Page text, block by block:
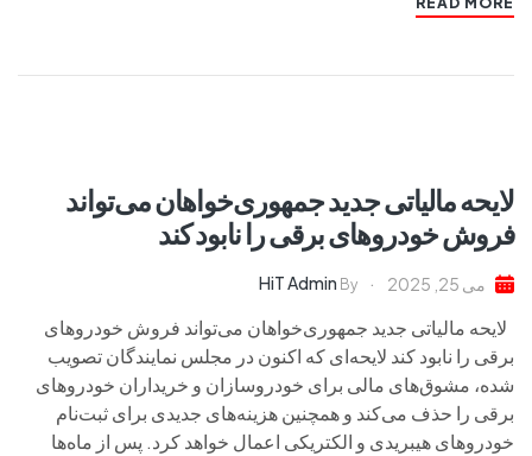
لایحه مالیاتی جدید جمهوری‌خواهان می‌تواند
فروش خودروهای برقی را نابود کند
می 25, 2025 By
HiT Admin
لایحه مالیاتی جدید جمهوری‌خواهان می‌تواند فروش خودروهای
برقی را نابود کند لایحه‌ای که اکنون در مجلس نمایندگان تصویب
شده، مشوق‌های مالی برای خودروسازان و خریداران خودروهای
برقی را حذف می‌کند و همچنین هزینه‌های جدیدی برای ثبت‌نام
خودروهای هیبریدی و الکتریکی اعمال خواهد کرد. پس از ماه‌ها